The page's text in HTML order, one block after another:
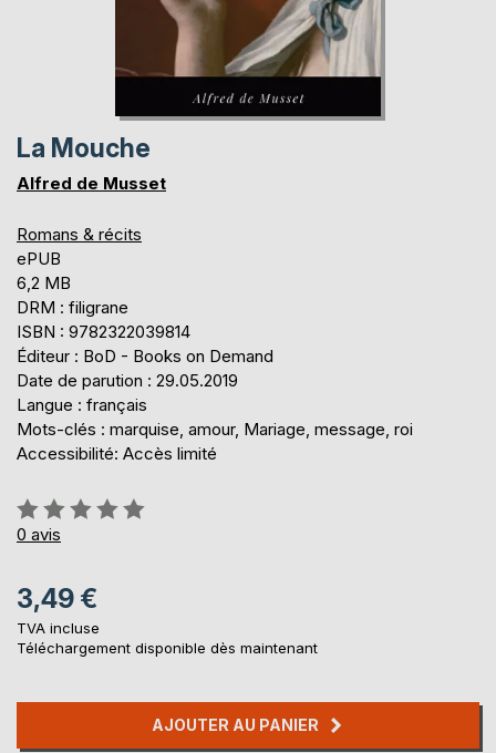
La Mouche
Alfred de Musset
Romans & récits
ePUB
6,2 MB
DRM : filigrane
ISBN : 9782322039814
Éditeur : BoD - Books on Demand
Date de parution : 29.05.2019
Langue : français
Mots-clés : marquise, amour, Mariage, message, roi
Accessibilité: Accès limité
Évaluation:
0%
0 avis
3,49 €
TVA incluse
Téléchargement disponible dès maintenant
AJOUTER AU PANIER